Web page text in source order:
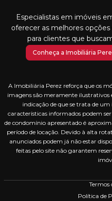
Especialistas em imóveis
oferecer as melhores
para clientes que
Conheça a Imobiliária
A Imobiliária Perez reforça que os
imagens são meramente
indicação de que se trata de
características informados podem
de condomínio apresentado é
período de locação. Devido à alta
anunciados podem já não estar
feitas pelo site não garantem
Termos
Política de